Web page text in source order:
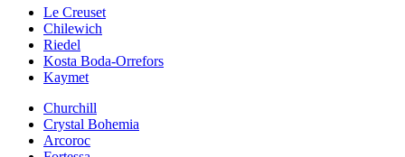
Le Creuset
Chilewich
Riedel
Kosta Boda-Orrefors
Kaymet
Churchill
Crystal Bohemia
Arcoroc